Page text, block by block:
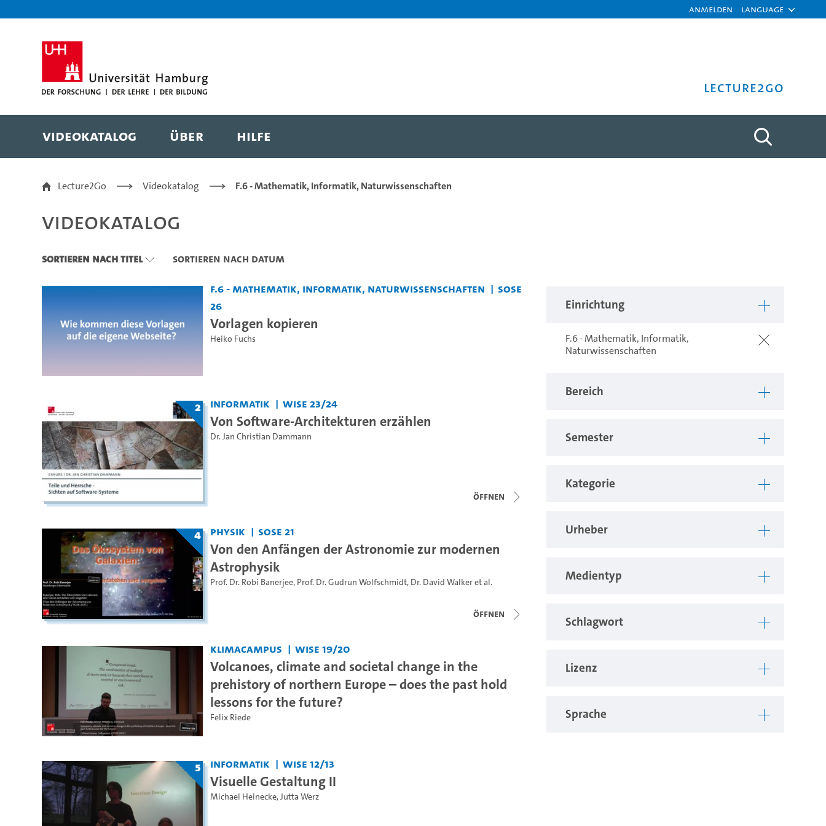
Anmelden Language
Lecture2Go
Videokatalog Über Hilfe
Videokatalog
Lecture2Go Videokatalog F.6 - Mathematik, Informatik, Naturwissenschaften
Videokatalog
Sortieren nach Titel Sortieren nach Datum
Einrichtung
F.6 - Mathematik, Informatik,
Naturwissenschaften
Bereich
Semester
Kategorie
Urheber
Medientyp
Schlagwort
Lizenz
Sprache
F.6 - Mathematik, Informatik, Naturwissenschaften
SoSe
26
Vorlagen kopieren
Heiko Fuchs
2 Informatik WiSe 23/24
Von Software-Architekturen erzählen
Dr. Jan Christian Dammann
Öffnen
4 Physik SoSe 21
Von den Anfängen der Astronomie zur modernen
Astrophysik
Prof. Dr. Robi Banerjee, Prof. Dr. Gudrun Wolfschmidt, Dr. David Walkeret al.
Öffnen
KlimaCampus WiSe 19/20
Volcanoes, climate and societal change in the
prehistory of northern Europe – does the past hold
lessons for the future?
Felix Riede
5 Informatik WiSe 12/13
Visuelle Gestaltung II
Michael Heinecke,Jutta Werz